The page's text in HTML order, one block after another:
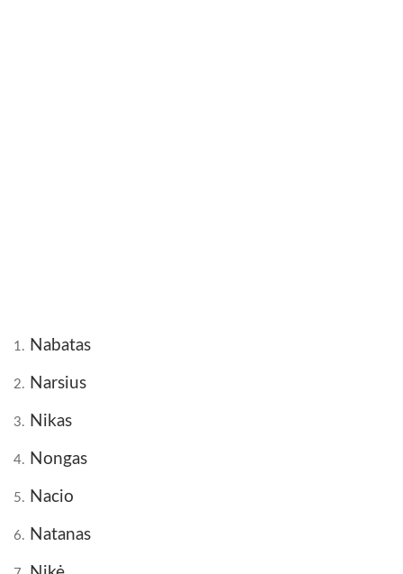
1. Nabatas
2. Narsius
3. Nikas
4. Nongas
5. Nacio
6. Natanas